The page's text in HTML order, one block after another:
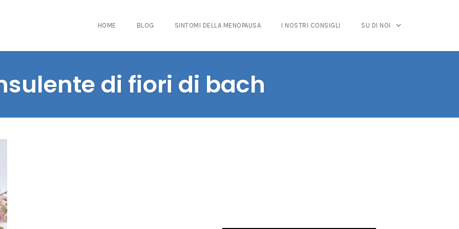
HOME BLOG SINTOMI DELLA MENOPAUSA I NOSTRI CONSIGLI SU DI NOI
di fiori di bach